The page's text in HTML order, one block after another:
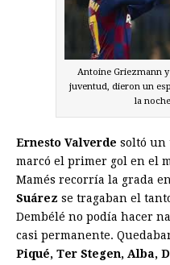
Antoine Griezmann
juventud, dieron un
la
Ernesto Valverde soltó un
marcó el primer gol en el
Mamés recorría la grada
Suárez se tragaban el
Dembélé no podía hacer
casi permanente.
Piqué, Ter Stegen, Alba,